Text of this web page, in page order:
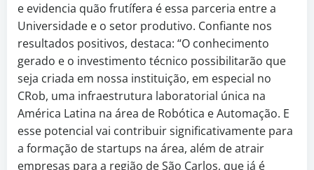
e evidencia quão frutífera é essa parceria entre a
Universidade e o setor produtivo. Confiante nos
resultados positivos, destaca: “O conhecimento
gerado e o investimento técnico possibilitarão que
seja criada em nossa instituição, em especial no
CRob, uma infraestrutura laboratorial única na
América Latina na área de Robótica e Automação. E
esse potencial vai contribuir significativamente para
a formação de startups na área, além de atrair
empresas para a região de São Carlos, que já é